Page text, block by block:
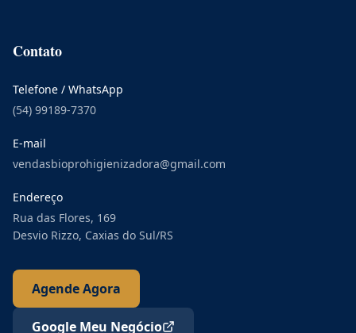
Contato
Telefone / WhatsApp
(54) 99189-7370
E-mail
vendasbioprohigienizadora@gmail.com
Endereço
Rua das Flores, 169
Desvio Rizzo, Caxias do Sul/RS
Agende Agora
Google Meu Negócio